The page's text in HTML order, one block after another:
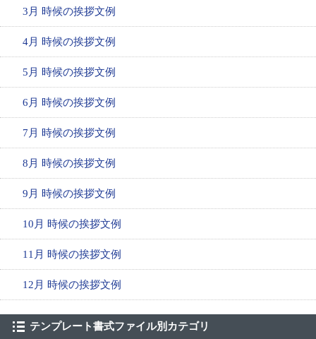
3月 時候の挨拶文例
4月 時候の挨拶文例
5月 時候の挨拶文例
6月 時候の挨拶文例
7月 時候の挨拶文例
8月 時候の挨拶文例
9月 時候の挨拶文例
10月 時候の挨拶文例
11月 時候の挨拶文例
12月 時候の挨拶文例
テンプレート書式ファイル別カテゴリ